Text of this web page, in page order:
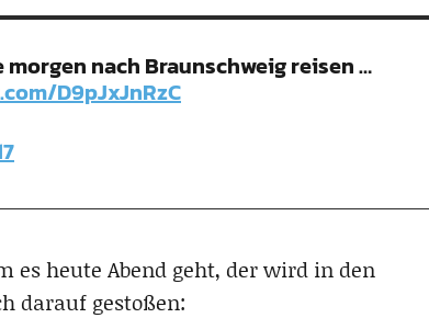
nach Braunschweig reisen …
D9pJxJnRzC
heute Abend geht, der wird in den
darauf gestoßen: